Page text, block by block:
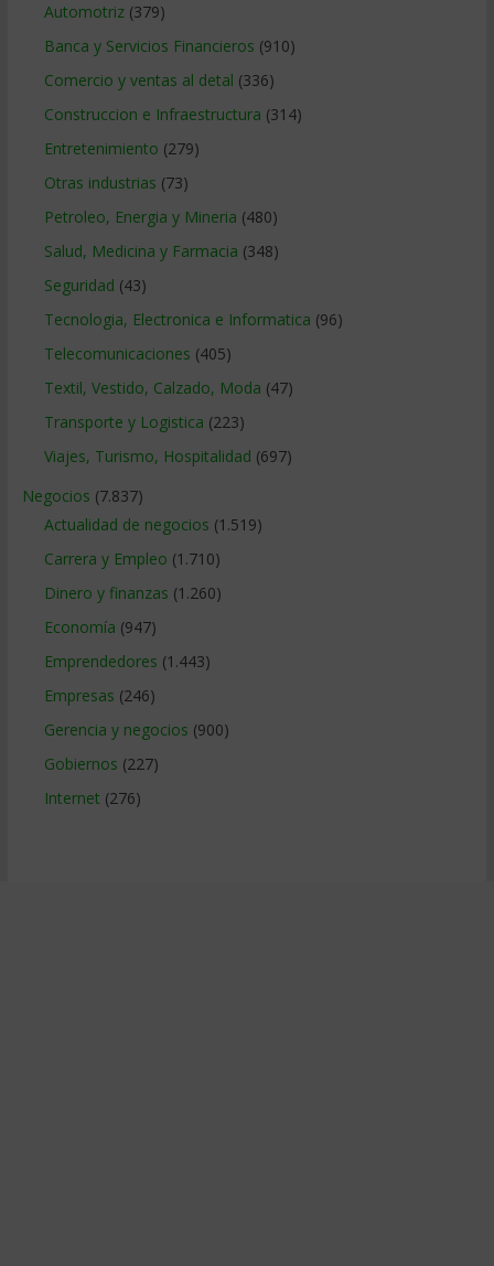
Automotriz(379)
Banca y Servicios Financieros (910)
Comercio y ventas al detal (336)
Construccion e Infraestructura (314)
Entretenimiento (279)
Otras industrias (73)
Petroleo, Energia y Mineria (480)
Salud, Medicina y Farmacia (348)
Seguridad (43)
Tecnologia, Electronica e Informatica (96)
Telecomunicaciones (405)
Textil, Vestido, Calzado, Moda (47)
Transporte y Logistica (223)
Viajes, Turismo, Hospitalidad (697)
Negocios (7.837)
Actualidad de negocios (1.519)
Carrera y Empleo (1.710)
Dinero y finanzas (1.260)
Economía (947)
Emprendedores (1.443)
Empresas (246)
Gerencia y negocios (900)
Gobiernos (227)
Internet (276)